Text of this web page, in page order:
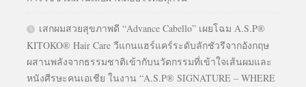
เสกผมสวยสุขภาพดี “Advance Cabello” เผยโฉม A.S.P®
KITOKO® Hair Care วีแกนแฮร์แคร์ระดับลักชัวรีจากอังกฤษ
ผสานพลังจากธรรมชาติเข้ากับนวัตกรรมที่เข้าใจเส้นผมและ
หนังศีรษะคนเอเชีย ในงาน “A.S.P® SIGNATURE – WHERE